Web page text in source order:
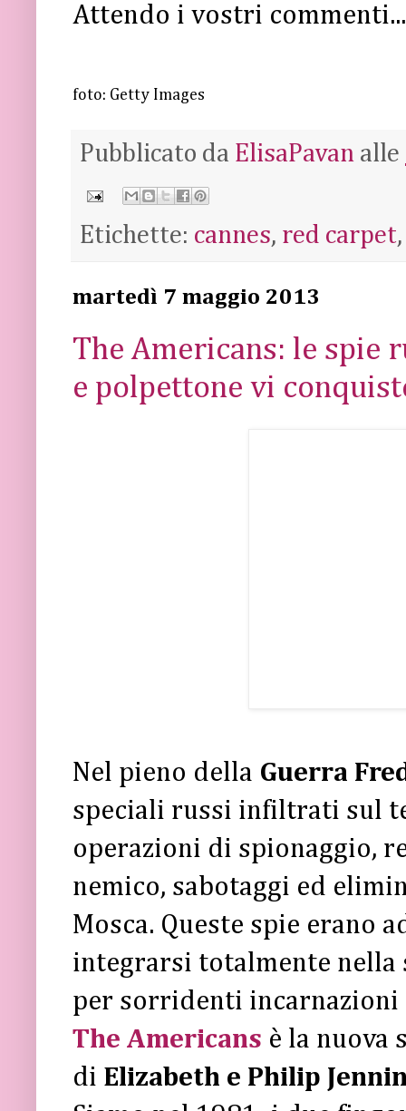
Attendo i vostri
foto: Getty Images
Pubblicato da ElisaPavan alle
Etichette: cannes, red carpet
martedì 7 maggio 2013
The Americans: le spie
e polpettone vi
Nel pieno della Guerra
speciali russi infiltrati sul
operazioni di spionaggio,
nemico, sabotaggi ed
Mosca. Queste spie erano
integrarsi totalmente nella
per sorridenti incarnazioni
The Americans è la nuova
di Elizabeth e Philip